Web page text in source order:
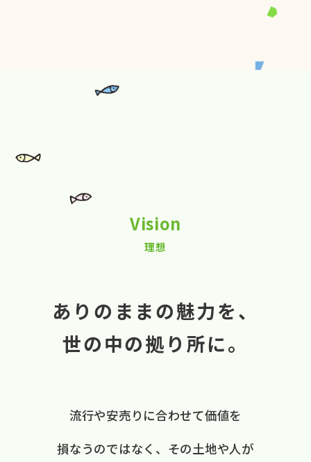
Vision
理想
ありのままの魅力を、
世の中の拠り所に。
流行や​安売りに​合わせて​価値を​
損なうのではなく、 ​その​土地や​人が​